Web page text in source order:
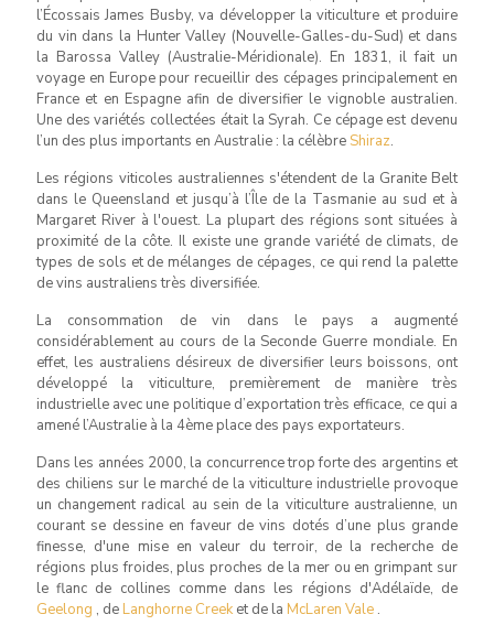
l’Écossais James Busby, va développer la viticulture et produire
du vin dans la Hunter Valley (Nouvelle-Galles-du-Sud) et dans
la Barossa Valley (Australie-Méridionale). En 1831, il fait un
voyage en Europe pour recueillir des cépages principalement en
France et en Espagne afin de diversifier le vignoble australien.
Une des variétés collectées était la Syrah. Ce cépage est devenu
l’un des plus importants en Australie : la célèbreShiraz.
Les régions viticoles australiennes s'étendent de la Granite Belt
dans le Queensland et jusqu’à l’Île de la Tasmanie au sud et à
Margaret River à l'ouest. La plupart des régions sont situées à
proximité de la côte. Il existe une grande variété de climats, de
types de sols et de mélanges de cépages, ce qui rend la palette
de vins australiens très diversifiée.
La consommation de vin dans le pays a augmenté
considérablement au cours de la Seconde Guerre mondiale. En
effet, les australiens désireux de diversifier leurs boissons, ont
développé la viticulture, premièrement de manière très
industrielle avec une politique d’exportation très efficace, ce qui a
amené l’Australie à la 4ème place des pays exportateurs.
Dans les années 2000, la concurrence trop forte des argentins et
des chiliens sur le marché de la viticulture industrielle provoque
un changement radical au sein de la viticulture australienne, un
courant se dessine en faveur de vins dotés d’une plus grande
finesse, d'une mise en valeur du terroir, de la recherche de
régions plus froides, plus proches de la mer ou en grimpant sur
le flanc de collines comme dans les régions d'Adélaïde, de
Geelong , de Langhorne Creeket de la McLaren Vale .